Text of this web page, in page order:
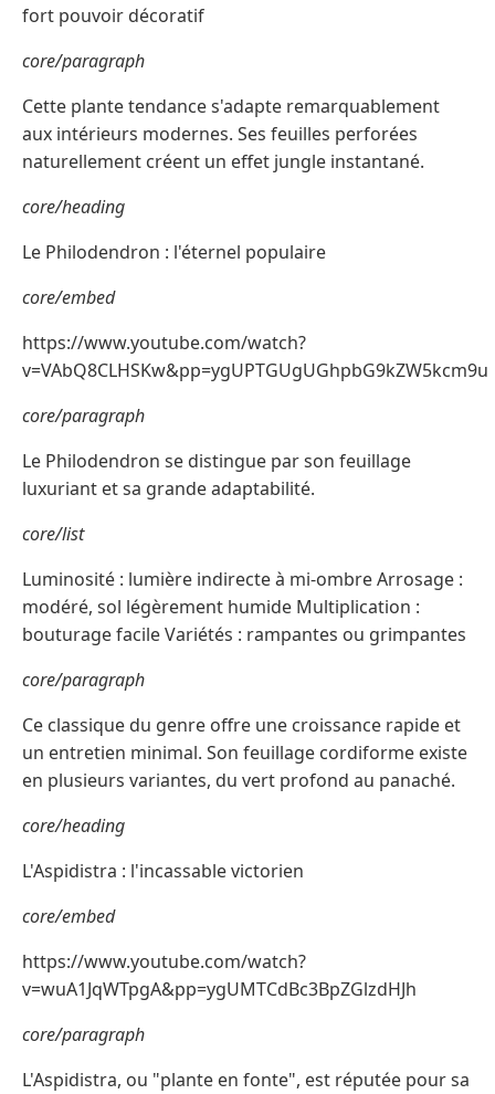
fort pouvoir décoratif
core/paragraph
Cette plante tendance s'adapte remarquablement
aux intérieurs modernes. Ses feuilles perforées
naturellement créent un effet jungle instantané.
core/heading
Le Philodendron : l'éternel populaire
core/embed
https://www.youtube.com/watch?
v=VAbQ8CLHSKw&pp=ygUPTGUgUGhpbG9kZW5kcm9u
core/paragraph
Le Philodendron se distingue par son feuillage
luxuriant et sa grande adaptabilité.
core/list
Luminosité : lumière indirecte à mi-ombre Arrosage :
modéré, sol légèrement humide Multiplication :
bouturage facile Variétés : rampantes ou grimpantes
core/paragraph
Ce classique du genre offre une croissance rapide et
un entretien minimal. Son feuillage cordiforme existe
en plusieurs variantes, du vert profond au panaché.
core/heading
L'Aspidistra : l'incassable victorien
core/embed
https://www.youtube.com/watch?
v=wuA1JqWTpgA&pp=ygUMTCdBc3BpZGlzdHJh
core/paragraph
L'Aspidistra, ou "plante en fonte", est réputée pour sa